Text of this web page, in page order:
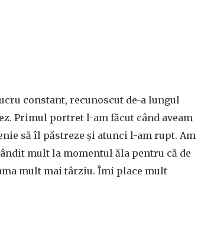
constant, recunoscut de-a lungul
Primul portret l-am făcut când aveam
să îl păstreze și atunci l-am rupt. Am
mult la momentul ăla pentru că de
mult mai târziu. Îmi place mult